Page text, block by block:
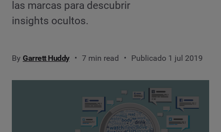
las marcas para descubrir
insights ocultos.
By Garrett Huddy 7 min read Publicado 1 jul 2019